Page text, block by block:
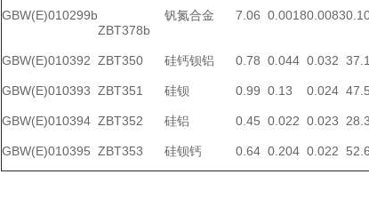
GBW(E)010299b
ZBT378b
钒氮合金 7.06 0.00180.0083
GBW(E)010392 ZBT350 硅钙钡铝 0.78 0.044 0.032
GBW(E)010393 ZBT351 硅钡 0.99 0.13 0.024
GBW(E)010394 ZBT352 硅铝 0.45 0.022 0.023
GBW(E)010395 ZBT353 硅钡钙 0.64 0.204 0.022